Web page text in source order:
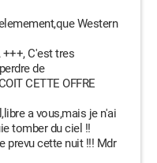
Western
C'est tres
de
CETTE OFFRE
a vous,mais je n'ai
tomber du ciel !!
prevu cette nuit !!! Mdr